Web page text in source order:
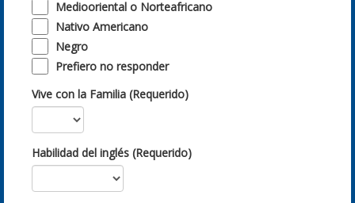
Mediooriental o Norteafricano
Nativo Americano
Negro
Prefiero no responder
Vive con la Familia (Requerido)
Habilidad del inglés (Requerido)